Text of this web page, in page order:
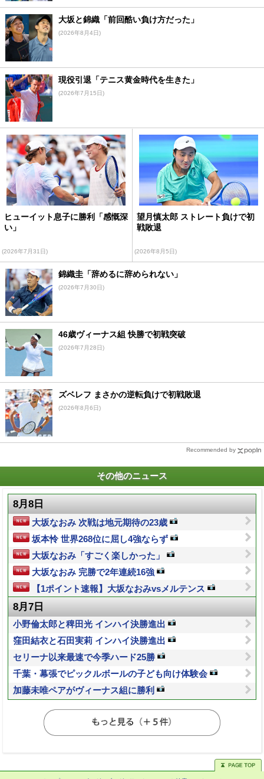
大坂と錦織「前回酷い負け方だった」
(2026年8月4日)
現役引退「テニス黄金時代を生きた」
(2026年7月15日)
ヒューイット息子に勝利「感慨深
い」
(2026年7月31日)
望月慎太郎 ストレート負けで初
戦敗退
(2026年8月5日)
錦織圭「辞めるに辞められない」
(2026年7月30日)
46歳ヴィーナス組 快勝で初戦突破
(2026年7月28日)
ズベレフ まさかの逆転負けで初戦敗退
(2026年8月6日)
Recommended by
その他のニュース
8月8日
大坂なおみ 次戦は地元期待の23歳
坂本怜 世界268位に屈し4強ならず
大坂なおみ「すごく楽しかった」
大坂なおみ 完勝で2年連続16強
【1ポイント速報】大坂なおみvsメルテンス
8月7日
小野倫太郎と稗田光 インハイ決勝進出
窪田結衣と石田実莉 インハイ決勝進出
セリーナ以来最速で今季ハード25勝
千葉・幕張でピックルボールの子ども向け体験会
加藤未唯ペアがヴィーナス組に勝利